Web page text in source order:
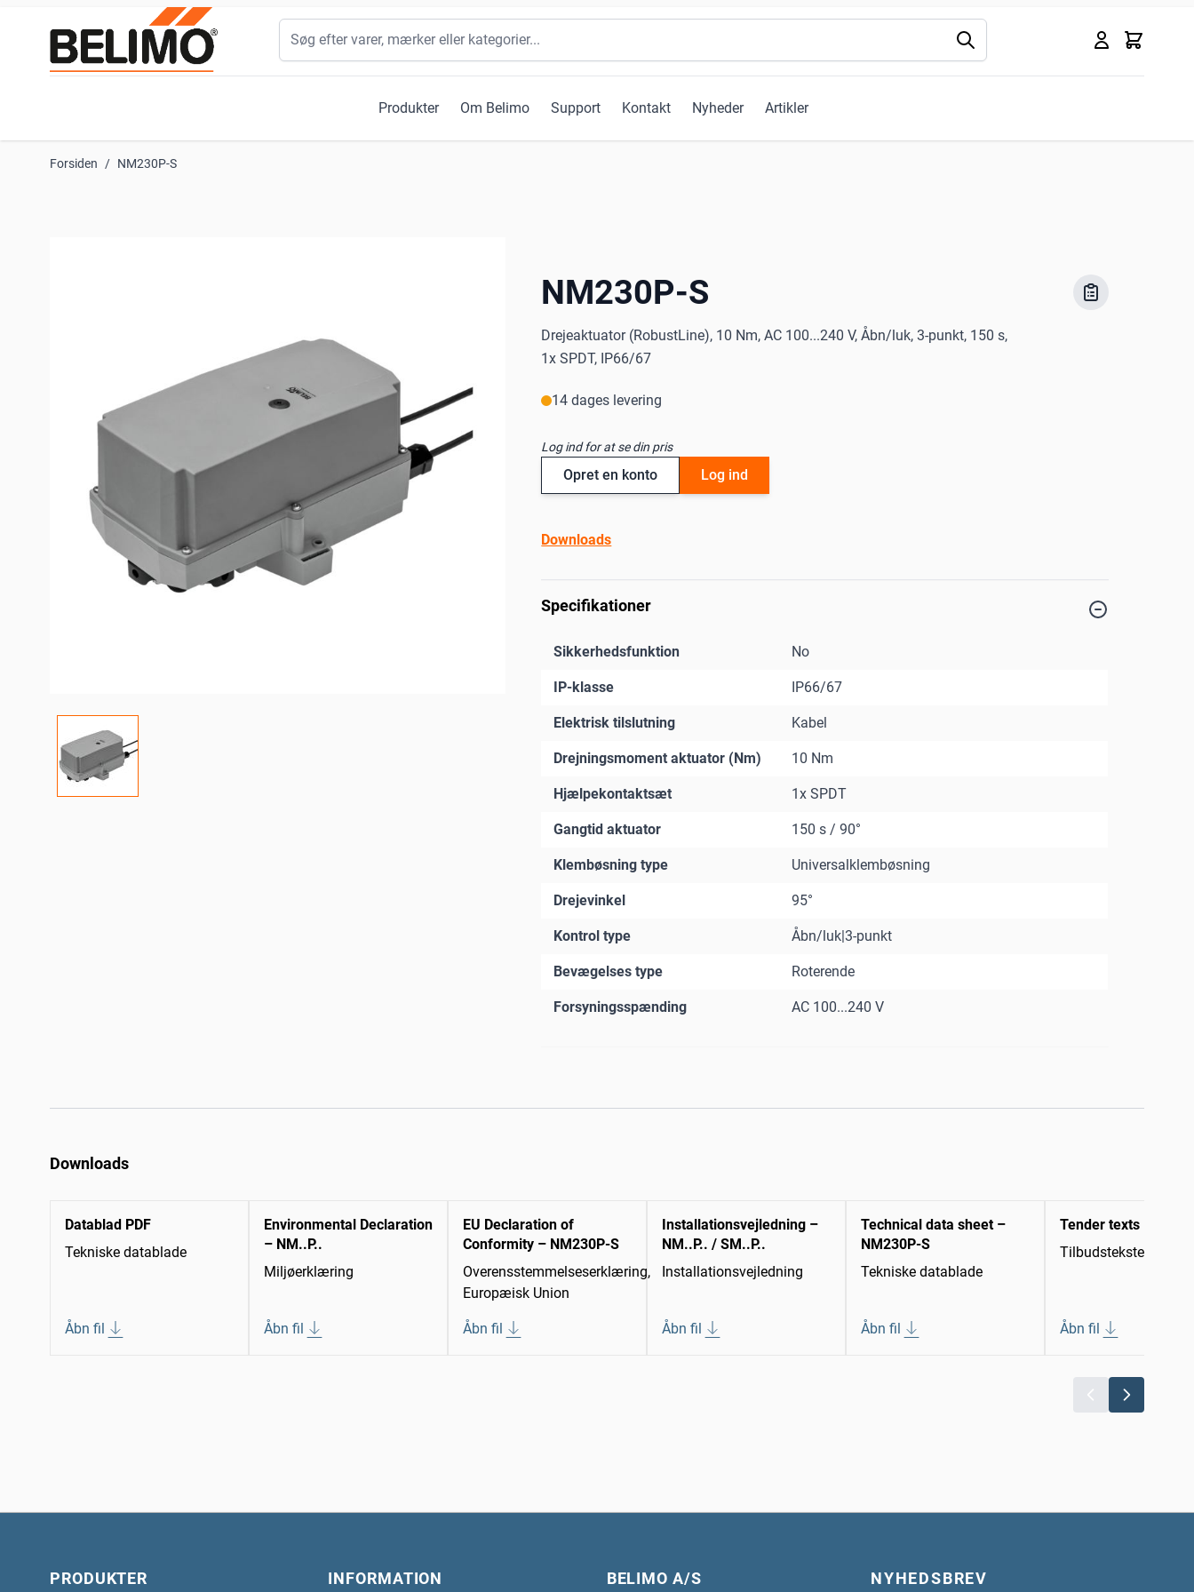
Produkter Om Belimo Support Kontakt Nyheder Artikler
Kurv
Søg
Forsiden / NM230P-S
NM230P-S
Drejeaktuator (RobustLine), 10 Nm, AC 100...240 V, Åbn/luk, 3-punkt, 150 s,
1x SPDT, IP66/67
14 dages levering
Log ind for at se din pris
Opret en konto Log ind
Downloads
Specifikationer
Sikkerhedsfunktion No
IP-klasse IP66/67
Elektrisk tilslutning Kabel
Drejningsmoment aktuator (Nm) 10 Nm
Hjælpekontaktsæt 1x SPDT
Gangtid aktuator 150 s / 90°
Klembøsning type Universalklembøsning
Drejevinkel 95°
Kontrol type Åbn/luk|3-punkt
Bevægelses type Roterende
Forsyningsspænding AC 100...240 V
Downloads
Datablad PDF
Tekniske datablade
Åbn fil
Environmental Declaration
– NM..P..
Miljøerklæring
Åbn fil
EU Declaration of
Conformity – NM230P-S
Overensstemmelseserklæring,
Europæisk Union
Åbn fil
Installationsvejledning –
NM..P.. / SM..P..
Installationsvejledning
Åbn fil
Technical data sheet –
NM230P-S
Tekniske datablade
Åbn fil
Tender texts
Tilbudstekster
Åbn fil
PRODUKTER INFORMATION BELIMO A/S NYHEDSBREV